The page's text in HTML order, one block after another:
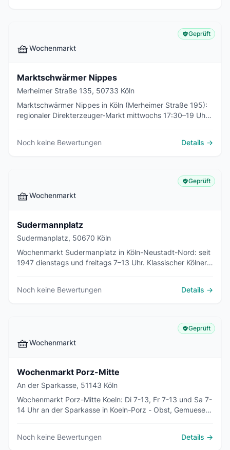
🧺Wochenmarkt
Geprüft
Marktschwärmer Nippes
Merheimer Straße 135, 50733 Köln
Marktschwärmer Nippes in Köln (Merheimer Straße 195):
regionaler Direkterzeuger-Markt mittwochs 17:30–19 Uhr.
Noch keine Bewertungen Details →
🧺Wochenmarkt
Geprüft
Sudermannplatz
Sudermanplatz, 50670 Köln
Wochenmarkt Sudermanplatz in Köln-Neustadt-Nord: seit
1947 dienstags und freitags 7–13 Uhr. Klassischer Kölner
Noch keine Bewertungen Details →
🧺Wochenmarkt
Geprüft
Wochenmarkt Porz-Mitte
An der Sparkasse, 51143 Köln
Wochenmarkt Porz-Mitte Koeln: Di 7-13, Fr 7-13 und Sa 7-
14 Uhr an der Sparkasse in Koeln-Porz - Obst, Gemuese,
Noch keine Bewertungen Details →